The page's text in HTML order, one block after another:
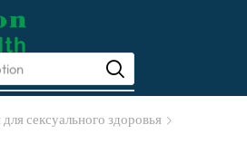
сексуального здоровья
Take
health